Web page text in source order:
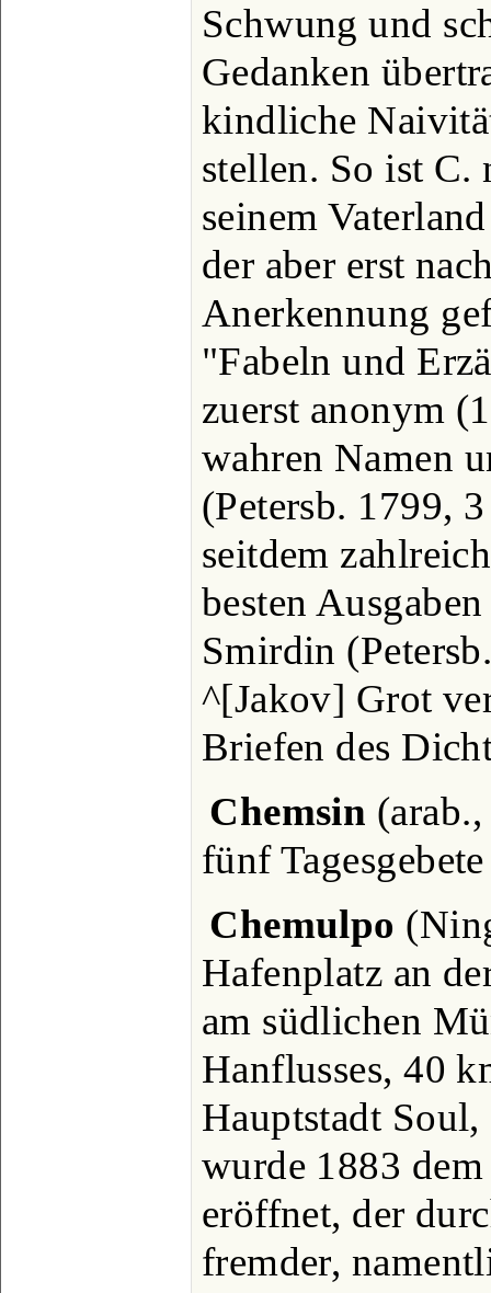
Schwung und
Gedanken
kindliche
stellen. So ist C.
seinem
der aber erst
Anerkennung
"Fabeln und
zuerst anonym
wahren Namen
(Petersb. 1799,
seitdem
besten
Smirdin
^[Jakov] Grot
Briefen des
Chemsin
fünf
Chemulpo
Hafenplatz an
am südlichen
Hanflusses, 40
Hauptstadt Soul,
wurde 1883
eröffnet, der
fremder,